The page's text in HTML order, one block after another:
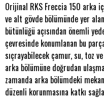
Orijinal RKS Freccia 150 arka
ve alt gövde bölümünde yer
bütünlüğü açısından önemli
çevresinde konumlanan bu
sıçrayabilecek çamur, su, toz
arka bölümüne doğrudan
zamanda arka bölümdeki
düzenli korunmasına katkı